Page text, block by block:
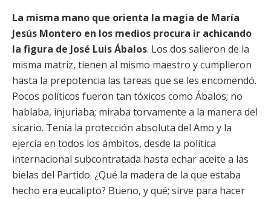
La misma mano que orienta la magia de María
Jesús Montero en los medios procura ir achicando
la figura de José Luis Ábalos. Los dos salieron de la
misma matriz, tienen al mismo maestro y cumplieron
hasta la prepotencia las tareas que se les encomendó.
Pocos políticos fueron tan tóxicos como Ábalos; no
hablaba, injuriaba; miraba torvamente a la manera del
sicario. Tenía la protección absoluta del Amo y la
ejercía en todos los ámbitos, desde la política
internacional subcontratada hasta echar aceite a las
bielas del Partido. ¿Qué la madera de la que estaba
hecho era eucalipto? Bueno, y qué; sirve para hacer